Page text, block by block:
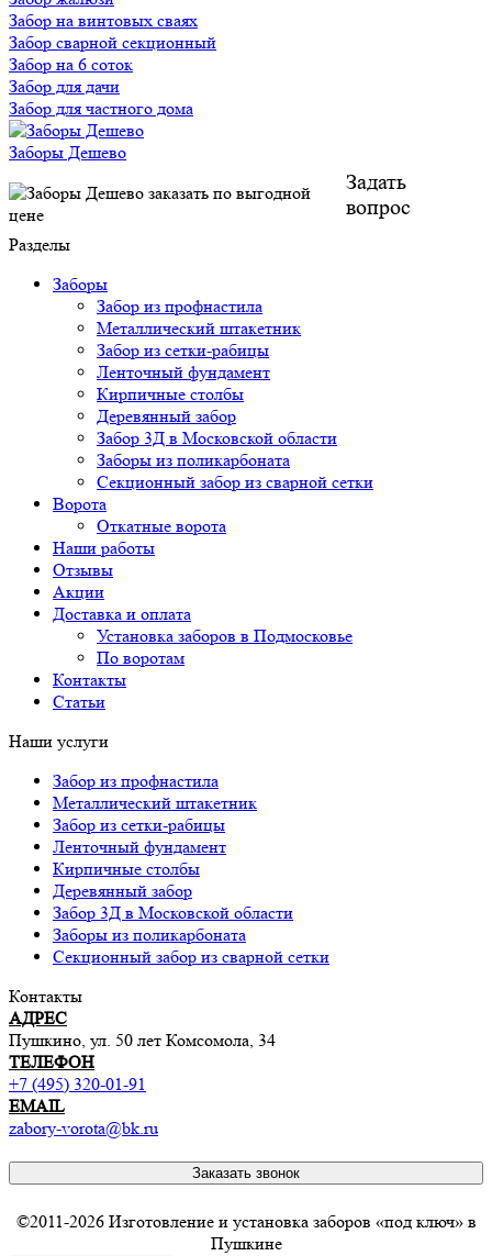
Забор на винтовых сваях
Забор сварной секционный
Забор на 6 соток
Забор для дачи
Забор для частного дома
Заборы Дешево
Задать
вопрос
Разделы
Заборы
Забор из профнастила
Металлический штакетник
Забор из сетки-рабицы
Ленточный фундамент
Кирпичные столбы
Деревянный забор
Забор 3Д в Московской области
Заборы из поликарбоната
Секционный забор из сварной сетки
Ворота
Откатные ворота
Наши работы
Отзывы
Акции
Доставка и оплата
Установка заборов в Подмосковье
По воротам
Контакты
Статьи
Наши услуги
Забор из профнастила
Металлический штакетник
Забор из сетки-рабицы
Ленточный фундамент
Кирпичные столбы
Деревянный забор
Забор 3Д в Московской области
Заборы из поликарбоната
Секционный забор из сварной сетки
Контакты
АДРЕС
Пушкино, ул. 50 лет Комсомола, 34
ТЕЛЕФОН
+7 (495) 320-01-91
EMAIL
zabory-vorota@bk.ru
Заказать звонок
©2011-2026 Изготовление и установка заборов «под ключ» в
Пушкине